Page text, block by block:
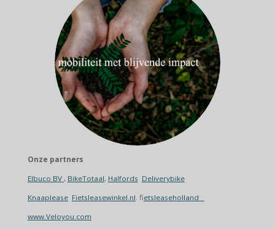
Onze partners
Elbuco BV , BikeTotaal, Halfords Deliverybike
Knaaplease Fietsleasewinkel.nl. fietsleaseholland
www.Veloyou.com